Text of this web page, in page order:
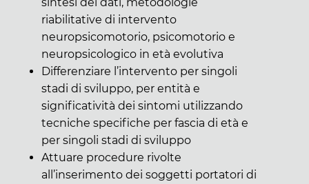
riabilitative di intervento
neuropsicomotorio, psicomotorio e
neuropsicologico in età evolutiva
Differenziare l’intervento per singoli
stadi di sviluppo, per entità e
significatività dei sintomi utilizzando
tecniche specifiche per fascia di età e
per singoli stadi di sviluppo
Attuare procedure rivolte
all’inserimento dei soggetti portatori di